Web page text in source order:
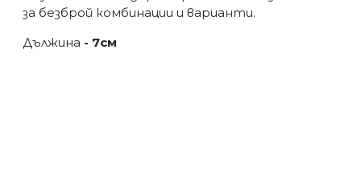
за безброй комбинации и варианти.
Дължина - 7см